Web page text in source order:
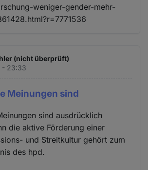
weniger-gender-mehr-
(nicht überprüft)
- 23:33
Meinungen sind
sind ausdrücklich
die aktive Förderung einer
und Streitkultur gehört zum
des hpd.